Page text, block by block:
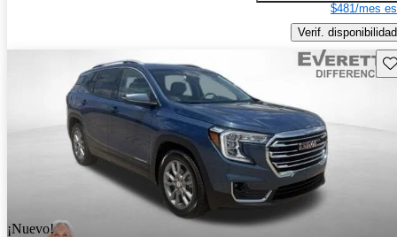
$481/mes
Verif. disponibilidad
¡Nuevo!